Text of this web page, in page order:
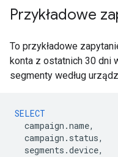
Przykładowe
To przykładowe
konta z ostatnich 30 dni
segmenty według
SELECT
campaign .name,
campaign . status,
segments .device,